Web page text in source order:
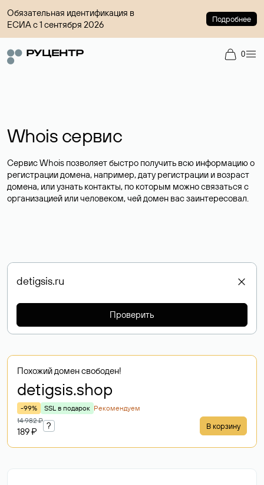
Обязательная идентификация в
ЕСИА с 1 сентября 2026
Подробнее
0
Whois сервис
Сервис Whois позволяет быстро получить всю информацию о
регистрации домена, например, дату регистрации и возраст
домена, или узнать контакты, по которым можно связаться с
организацией или человеком, чей домен вас заинтересовал.
Проверить
Похожий домен свободен!
detigsis.shop
-99% SSL в подарок Рекомендуем
14 982 ₽
189 ₽
? В корзину